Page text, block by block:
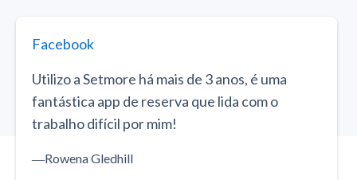
Facebook
Utilizo a Setmore há mais de 3 anos, é uma
fantástica app de reserva que lida com o
trabalho difícil por mim!
―Rowena Gledhill